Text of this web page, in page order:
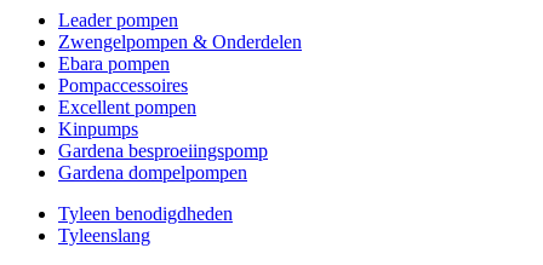
Leader pompen
Zwengelpompen & Onderdelen
Ebara pompen
Pompaccessoires
Excellent pompen
Kinpumps
Gardena besproeiingspomp
Gardena dompelpompen
Tyleen benodigdheden
Tyleenslang